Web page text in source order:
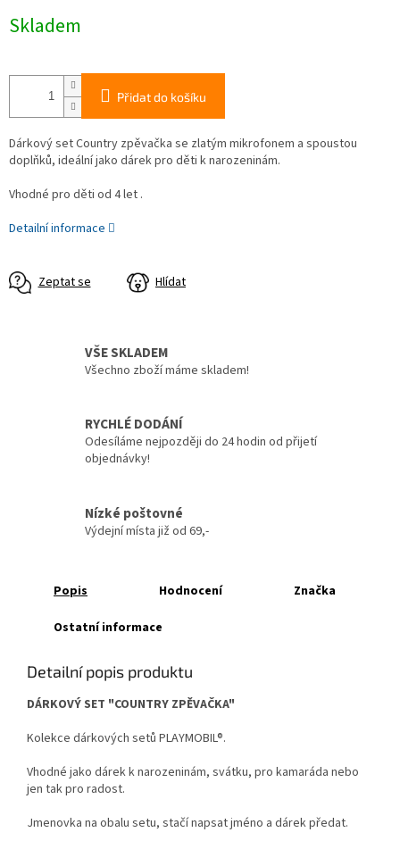
cena:
Skladem
Přidat do košíku
Dárkový set Country zpěvačka se zlatým mikrofonem a spoustou
doplňků, ideální jako dárek pro děti k narozeninám.
Vhodné pro děti od 4 let .
Detailní informace
Zeptat se Hlídat
VŠE SKLADEM
Všechno zboží máme skladem!
RYCHLÉ DODÁNÍ
Odesíláme nejpozději do 24 hodin od přijetí
objednávky!
Nízké poštovné
Výdejní místa již od 69,-
Popis Hodnocení Značka
Ostatní informace
Detailní popis produktu
DÁRKOVÝ SET "COUNTRY ZPĚVAČKA"
Kolekce dárkových setů PLAYMOBIL®.
Vhodné jako dárek k narozeninám, svátku, pro kamaráda nebo
jen tak pro radost.
Jmenovka na obalu setu, stačí napsat jméno a dárek předat.